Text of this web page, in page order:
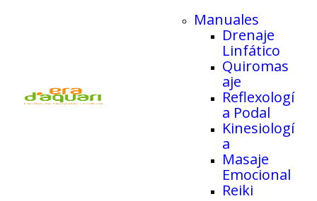
Manuales
Drenaje
Linfático
Quiromas
aje
Reflexologí
a Podal
Kinesiologí
a
Masaje
Emocional
Reiki